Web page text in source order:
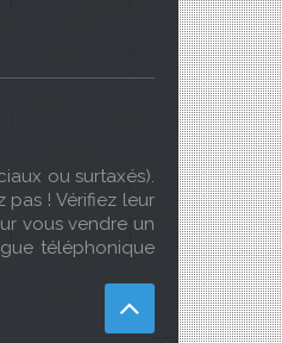
ou surtaxés).
! Vérifiez leur
vous vendre un
téléphonique